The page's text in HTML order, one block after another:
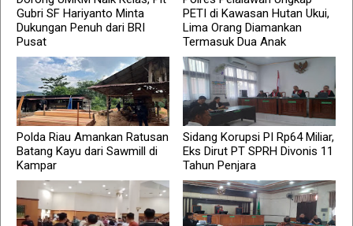
Gubri SF Hariyanto Minta
Dukungan Penuh dari BRI
Pusat
PETI di Kawasan Hutan Ukui,
Lima Orang Diamankan
Termasuk Dua Anak
Polda Riau Amankan Ratusan
Batang Kayu dari Sawmill di
Kampar
Sidang Korupsi PI Rp64 Miliar,
Eks Dirut PT SPRH Divonis 11
Tahun Penjara